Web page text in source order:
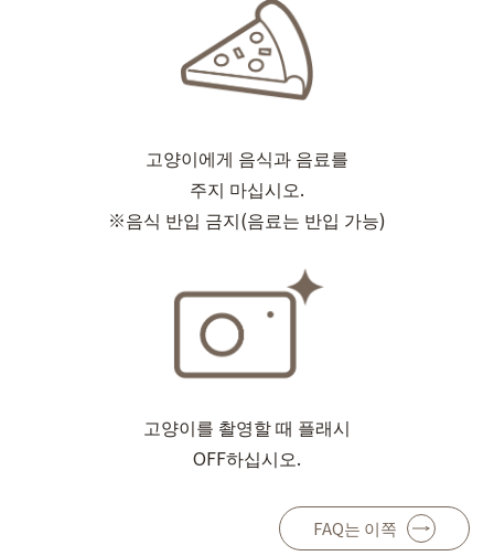
고양이에게 음식과 음료를
주지 마십시오.
※음식 반입 금지(음료는 반입 가능)
고양이를 촬영할 때 플래시
OFF하십시오.
FAQ는 이쪽